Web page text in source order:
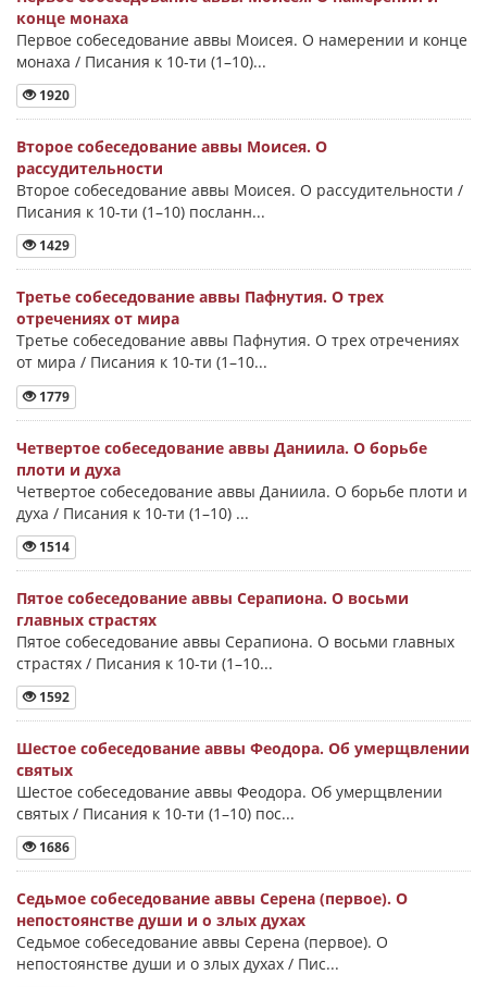
конце монаха
Первое собеседование аввы Моисея. О намерении и конце
монаха / Писания к 10-ти (1–10)...
1920
Второе собеседование аввы Моисея. О
рассудительности
Второе собеседование аввы Моисея. О рассудительности /
Писания к 10-ти (1–10) посланн...
1429
Третье собеседование аввы Пафнутия. О трех
отречениях от мира
Третье собеседование аввы Пафнутия. О трех отречениях
от мира / Писания к 10-ти (1–10...
1779
Четвертое собеседование аввы Даниила. О борьбе
плоти и духа
Четвертое собеседование аввы Даниила. О борьбе плоти и
духа / Писания к 10-ти (1–10) ...
1514
Пятое собеседование аввы Серапиона. О восьми
главных страстях
Пятое собеседование аввы Серапиона. О восьми главных
страстях / Писания к 10-ти (1–10...
1592
Шестое собеседование аввы Феодора. Об умерщвлении
святых
Шестое собеседование аввы Феодора. Об умерщвлении
святых / Писания к 10-ти (1–10) пос...
1686
Седьмое собеседование аввы Серена (первое). О
непостоянстве души и о злых духах
Седьмое собеседование аввы Серена (первое). О
непостоянстве души и о злых духах / Пис...